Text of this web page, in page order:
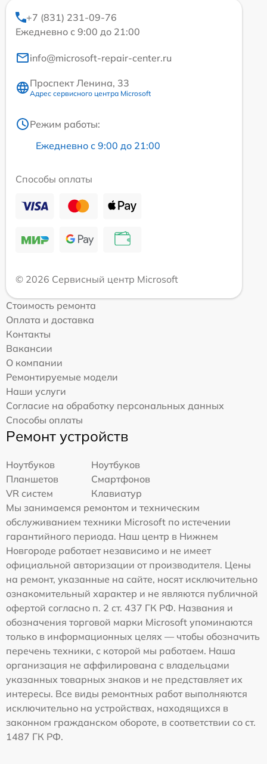
+7 (831) 231-09-76
Ежедневно с 9:00 до 21:00
info@microsoft-repair-center.ru
Проспект Ленина, 33
Адрес сервисного центра Microsoft
Режим работы:
Ежедневно с 9:00 до 21:00
Способы оплаты
© 2026 Сервисный центр Microsoft
Стоимость ремонта
Оплата и доставка
Контакты
Вакансии
О компании
Ремонтируемые модели
Наши услуги
Согласие на обработку персональных данных
Способы оплаты
Ремонт устройств
Ноутбуков
Ноутбуков
Планшетов
Смартфонов
VR систем
Клавиатур
Мы занимаемся ремонтом и техническим
обслуживанием техники Microsoft по истечении
гарантийного периода. Наш центр в Нижнем
Новгороде работает независимо и не имеет
официальной авторизации от производителя. Цены
на ремонт, указанные на сайте, носят исключительно
ознакомительный характер и не являются публичной
офертой согласно п. 2 ст. 437 ГК РФ. Названия и
обозначения торговой марки Microsoft упоминаются
только в информационных целях — чтобы обозначить
перечень техники, с которой мы работаем. Наша
организация не аффилирована с владельцами
указанных товарных знаков и не представляет их
интересы. Все виды ремонтных работ выполняются
исключительно на устройствах, находящихся в
законном гражданском обороте, в соответствии со ст.
1487 ГК РФ.